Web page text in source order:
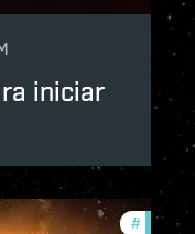
iniciar
#